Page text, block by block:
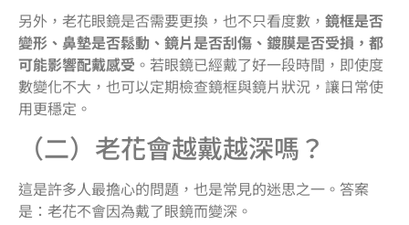
另外，老花眼鏡是否需要更換，也不只看度數， 鏡框是否
變形、鼻墊是否鬆動、鏡片是否刮傷、鍍膜是否受損，都
可能影響配戴感受 。若眼鏡已經戴了好一段時間，即使度
數變化不大，也可以定期檢查鏡框與鏡片狀況，讓日常使
用更穩定。
（二）老花會越戴越深嗎？
這是許多人最擔心的問題，也是常見的迷思之一。答案
是：老花不會因為戴了眼鏡而變深。